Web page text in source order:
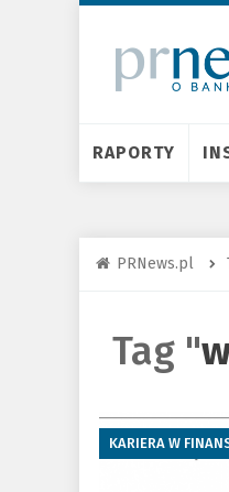
RAPORTY
PRNews.pl
Tag "
KARIERA W